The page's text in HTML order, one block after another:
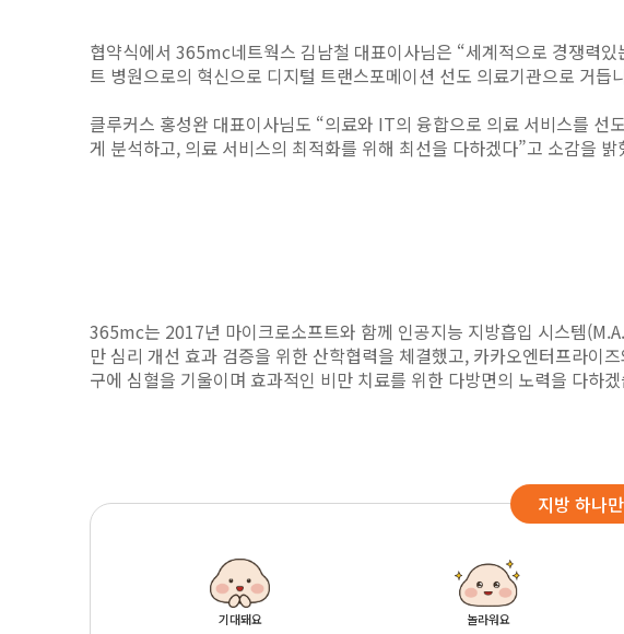
협약식에서 365mc네트웍스 김남철 대표이사님은 “세계적으로 경쟁력
트 병원으로의 혁신으로 디지털 트랜스포메이션 선도 의료기관으로 거듭
클루커스 홍성완 대표이사님도 “의료와 IT의 융합으로 의료 서비스를
게 분석하고, 의료 서비스의 최적화를 위해 최선을 다하겠다”고 소감을 밝
365mc는 2017년 마이크로소프트와 함께 인공지능 지방흡입 시스템
만 심리 개선 효과 검증을 위한 산학협력을 체결했고, 카카오엔터프라
구에 심혈을 기울이며 효과적인 비만 치료를 위한 다방면의 노력을 다하
지방 하나
기대돼요 놀라워요